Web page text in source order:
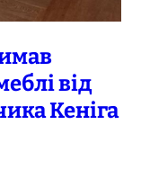
від
Кеніга